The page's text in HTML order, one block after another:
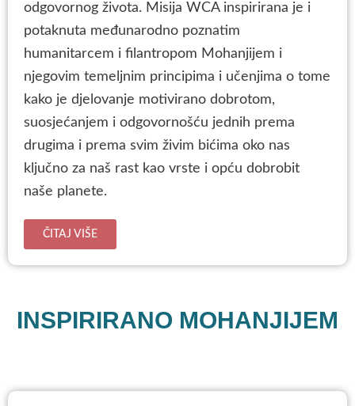
odgovornog života. Misija WCA inspirirana je i
potaknuta međunarodno poznatim
humanitarcem i filantropom Mohanjijem i
njegovim temeljnim principima i učenjima o tome
kako je djelovanje motivirano dobrotom,
suosjećanjem i odgovornošću jednih prema
drugima i prema svim živim bićima oko nas
ključno za naš rast kao vrste i opću dobrobit
naše planete.
ČITAJ VIŠE
INSPIRIRANO MOHANJIJEM